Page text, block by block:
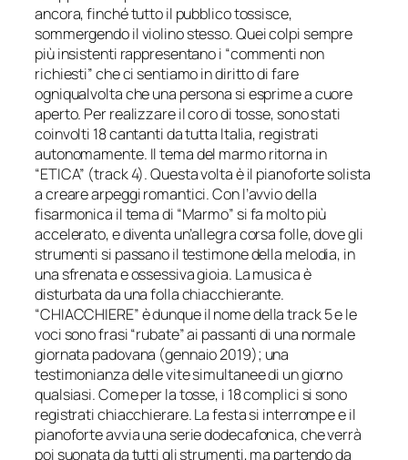
ancora, finché tutto il pubblico tossisce,
sommergendo il violino stesso. Quei colpi sempre
più insistenti rappresentano i “commenti non
richiesti” che ci sentiamo in diritto di fare
ogniqualvolta che una persona si esprime a cuore
aperto. Per realizzare il coro di tosse, sono stati
coinvolti 18 cantanti da tutta Italia, registrati
autonomamente. Il tema del marmo ritorna in
“ETICA” (track 4). Questa volta è il pianoforte solista
a creare arpeggi romantici. Con l’avvio della
fisarmonica il tema di “Marmo” si fa molto più
accelerato, e diventa un’allegra corsa folle, dove gli
strumenti si passano il testimone della melodia, in
una sfrenata e ossessiva gioia. La musica è
disturbata da una folla chiacchierante.
“CHIACCHIERE” è dunque il nome della track 5 e le
voci sono frasi “rubate” ai passanti di una normale
giornata padovana (gennaio 2019); una
testimonianza delle vite simultanee di un giorno
qualsiasi. Come per la tosse, i 18 complici si sono
registrati chiacchierare. La festa si interrompe e il
pianoforte avvia una serie dodecafonica, che verrà
poi suonata da tutti gli strumenti, ma partendo da